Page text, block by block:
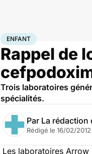
AccueilFamille
ENFANT
Rappel de
Trois laboratoires
spécialités.
Par La rédaction
Rédigé le 16/02/2012
Les laboratoires Arrow